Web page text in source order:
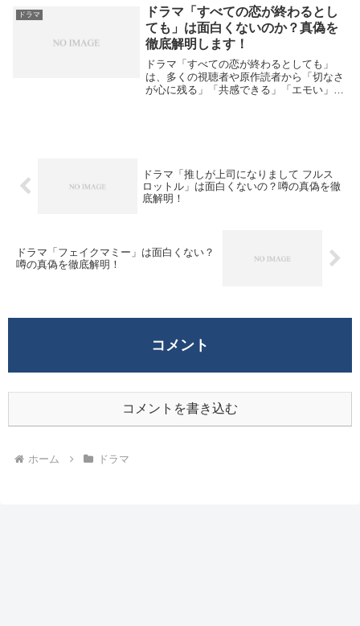
荘）やその向かい...
ドラマ
ドラマ「すべての恋が終わるとし
ても」は面白くないのか？真偽を
徹底解明します！
ドラマ「すべての恋が終わるとしても」
は、多くの視聴者や原作読者から「切なさ
が心に残る」「共感できる」「エモい」と
ドラマ「推しが上司になりまして フルス
ロットル」は面白くないの？噂の真偽を徹
底解明！
ドラマ「フェイクマミー」は面白くない？
噂の真偽を徹底解明！
コメント
コメントを書き込む
ホーム ドラマ